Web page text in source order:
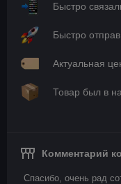
Быстро
Быстро
Актуальная
Товар был в
Комментарий
Спасибо, очень рад